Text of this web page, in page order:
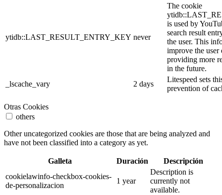
ytidb::LAST_RESULT_ENTRY_KEY never
The cookie
is used by
search result
the user. This
improve the user
providing more
in the future.
_lscache_vary
2 days
Litespeed sets
prevention of
Otras Cookies
others
Other uncategorized cookies are those that are being analyzed and
have not been classified into a category as yet.
Galleta Duración
Descripción
cookielawinfo-checkbox-cookies-
de-personalizacion
1 year
Description is
currently not
available.